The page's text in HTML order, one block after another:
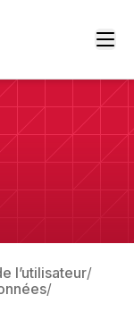
l’utilisateur